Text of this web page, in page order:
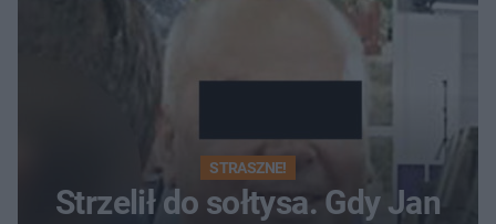
STRASZNE!
Strzelił do sołtysa. Gdy Jan